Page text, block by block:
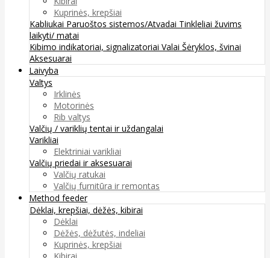
Kuprinės, krepšiai
Kabliukai Paruoštos sistemos/Atvadai Tinkleliai žuvims
laikyti/ matai
Kibimo indikatoriai, signalizatoriai Valai Šėryklos, švinai
Aksesuarai
Laivyba
Valtys
Irklinės
Motorinės
Rib valtys
Valčių / variklių tentai ir uždangalai
Varikliai
Elektriniai varikliai
Valčių priedai ir aksesuarai
Valčių ratukai
Valčių furnitūra ir remontas
Method feeder
Dėklai, krepšiai, dėžės, kibirai
Dėklai
Dėžės, dėžutės, indeliai
Kuprinės, krepšiai
Kibirai